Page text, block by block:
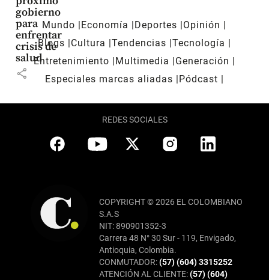
gobierno
para
enfrentar
crisis de
salud
share
Mundo Economía Deportes
Opinión
Blogs
Cultura Tendencias Tecnología
Entretenimiento
Multimedia
Generación
Especiales marcas aliadas
Pódcast
REDES SOCIALES
COPYRIGHT © 2026 EL COLOMBIANO
S.A.S
NIT: 890901352-3
Carrera 48 N° 30 Sur - 119, Envigado,
Antioquia, Colombia.
CONMUTADOR:(57) (604) 3315252
ATENCIÓN AL CLIENTE:(57) (604)